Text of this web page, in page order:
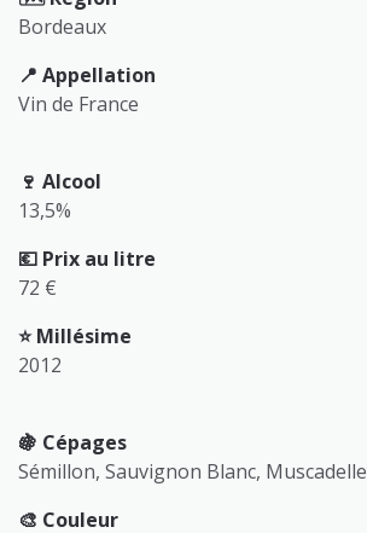
Bordeaux
📍 Appellation
Vin de France
🍷 Alcool
13,5%
💶 Prix au litre
72 €
⭐️ Millésime
2012
🍇 Cépages
Sémillon, Sauvignon Blanc, Muscadelle
🎨 Couleur